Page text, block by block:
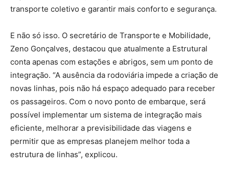
transporte coletivo e garantir mais conforto e segurança.
E não só isso. O secretário de Transporte e Mobilidade,
Zeno Gonçalves, destacou que atualmente a Estrutural
conta apenas com estações e abrigos, sem um ponto de
integração. “A ausência da rodoviária impede a criação de
novas linhas, pois não há espaço adequado para receber
os passageiros. Com o novo ponto de embarque, será
possível implementar um sistema de integração mais
eficiente, melhorar a previsibilidade das viagens e
permitir que as empresas planejem melhor toda a
estrutura de linhas”, explicou.